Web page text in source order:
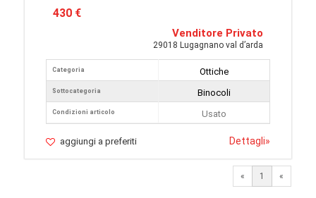
430 €
Venditore Privato
29018 Lugagnano val d’arda
Categoria
Sottocategoria
Condizioni articolo
Ottiche
Binocoli
Usato
aggiungi a preferiti Dettagli»
« 1 «